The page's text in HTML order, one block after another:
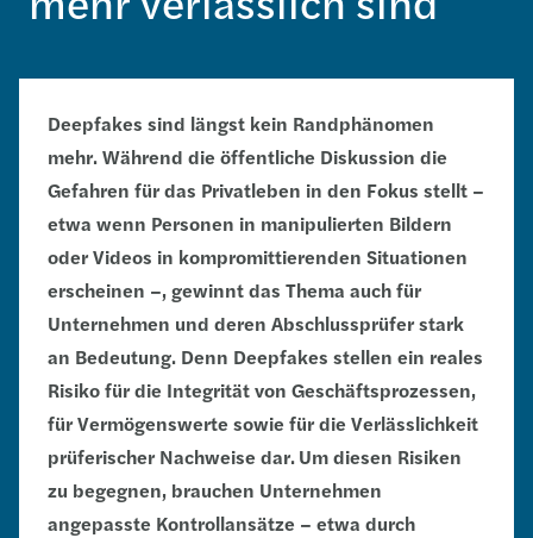
Deepfakes sind längst kein Randphänomen
mehr. Während die öffentliche Diskussion die
Gefahren für das Privatleben in den Fokus stellt –
etwa wenn Personen in manipulierten Bildern
oder Videos in kompromittierenden Situationen
erscheinen –, gewinnt das Thema auch für
Unternehmen und deren Abschlussprüfer stark
an Bedeutung. Denn Deepfakes stellen ein reales
Risiko für die Integrität von Geschäftsprozessen,
für Vermögenswerte sowie für die Verlässlichkeit
prüferischer Nachweise dar.Um diesen Risiken
zu begegnen, brauchen Unternehmen
angepasste Kontrollansätze – etwa durch